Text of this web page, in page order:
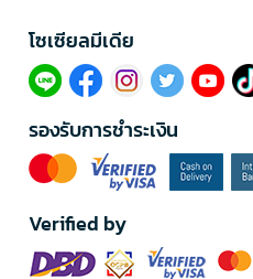
โซเซียลมีเดีย​
รองรับการชำระเงิน
Verified by